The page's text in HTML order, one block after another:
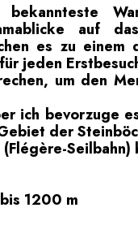
auf
es zu
jeden
um den
ich bevorzuge
der
Seilbahn)
1200 m